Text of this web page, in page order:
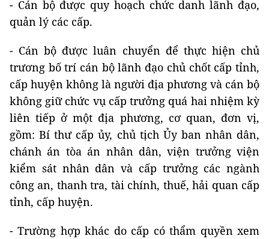
- Cán bộ được quy hoạch chức danh lãnh đạo,
quản lý các cấp.
- Cán bộ được luân chuyển để thực hiện chủ
trương bố trí cán bộ lãnh đạo chủ chốt cấp tỉnh,
cấp huyện không là người địa phương và cán bộ
không giữ chức vụ cấp trưởng quá hai nhiệm kỳ
liên tiếp ở một địa phương, cơ quan, đơn vị,
gồm: Bí thư cấp ủy, chủ tịch Ủy ban nhân dân,
chánh án tòa án nhân dân, viện trưởng viện
kiểm sát nhân dân và cấp trưởng các ngành
công an, thanh tra, tài chính, thuế, hải quan cấp
tỉnh, cấp huyện.
- Trường hợp khác do cấp có thẩm quyền xem